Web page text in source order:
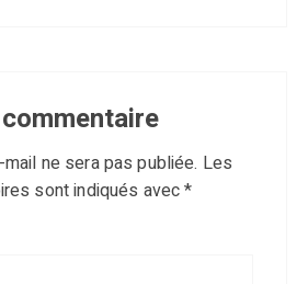
ne sera pas publiée. Les
sont indiqués avec*